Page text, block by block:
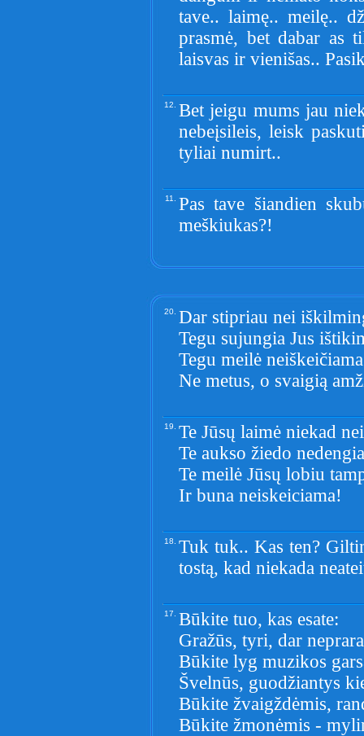
tave.. laimę.. meilę..
prasmė, bet dabar as
laisvas ir vienišas..
12. Bet jeigu mums jau
nebeįsileis, leisk
tyliai numirt..
11. Pas tave šiandien
meškiukas?!
20. Dar stipriau nei
Tegu sujungia Jus
Tegu meilė
Ne metus, o svaigią
19. Te Jūsų laimė niekad
Te aukso žiedo
Te meilė Jūsų lobiu
Ir buna neiskeiciama!
18. Tuk tuk.. Kas ten?
tostą, kad niekada
17. Būkite tuo, kas esate:
Gražūs, tyri, dar
Būkite lyg muzikos
Švelnūs, guodžiantys
Būkite žvaigždėmis,
Būkite žmonėmis -